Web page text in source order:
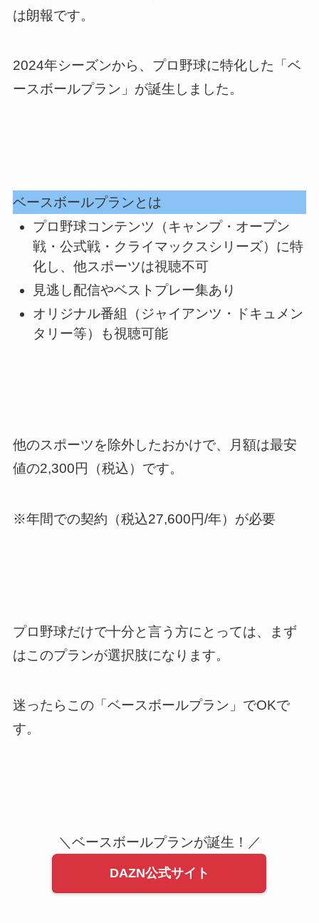
は朗報です。
2024年シーズンから、プロ野球に特化した「ベ
ースボールプラン」が誕生しました。
ベースボールプランとは
プロ野球コンテンツ（キャンプ・オープン
戦・公式戦・クライマックスシリーズ）に特
化し、他スポーツは視聴不可
見逃し配信やベストプレー集あり
オリジナル番組（ジャイアンツ・ドキュメン
タリー等）も視聴可能
他のスポーツを除外したおかけで、月額は最安
値の2,300円（税込）です。
※年間での契約（税込27,600円/年）が必要
プロ野球だけで十分と言う方にとっては、まず
はこのプランが選択肢になります。
迷ったらこの「ベースボールプラン」でOKで
す。
＼ベースボールプランが誕生！／
DAZN公式サイト